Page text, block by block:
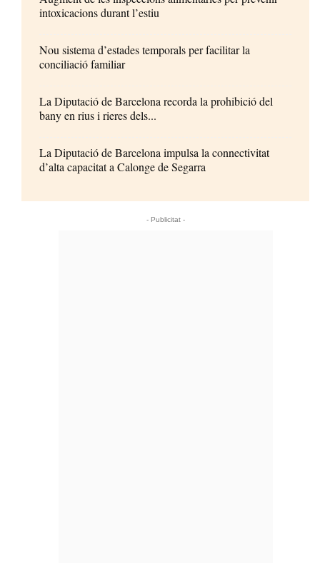
intoxicacions durant l’estiu
Nou sistema d’estades temporals per facilitar la
conciliació familiar
La Diputació de Barcelona recorda la prohibició del
bany en rius i rieres dels...
La Diputació de Barcelona impulsa la connectivitat
d’alta capacitat a Calonge de Segarra
- Publicitat -